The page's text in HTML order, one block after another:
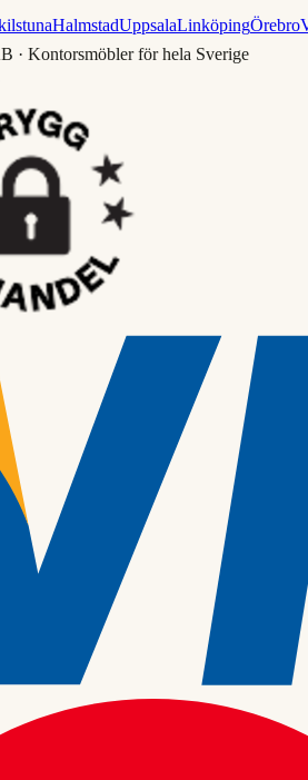
HalmstadUppsalaLinköpingÖrebro
· Kontorsmöbler för hela Sverige